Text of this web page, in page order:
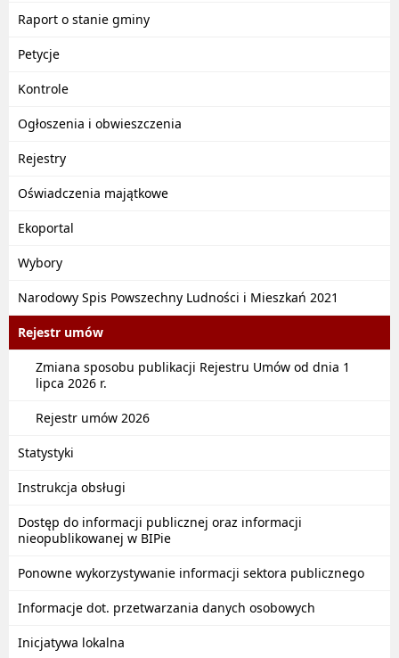
Raport o stanie gminy
Petycje
Kontrole
Ogłoszenia i obwieszczenia
Rejestry
Oświadczenia majątkowe
Ekoportal
Wybory
Narodowy Spis Powszechny Ludności i Mieszkań 2021
Rejestr umów
Zmiana sposobu publikacji Rejestru Umów od dnia 1
lipca 2026 r.
Rejestr umów 2026
Statystyki
Instrukcja obsługi
Dostęp do informacji publicznej oraz informacji
nieopublikowanej w BIPie
Ponowne wykorzystywanie informacji sektora publicznego
Informacje dot. przetwarzania danych osobowych
Inicjatywa lokalna